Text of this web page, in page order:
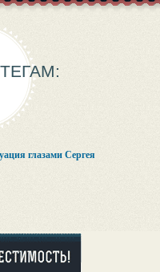
глазами Сергея